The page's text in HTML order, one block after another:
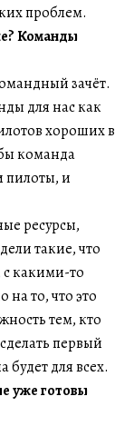
проблем.
Команды
зачёт.
для нас как
хороших в
команда
пилоты, и
ресурсы,
такие, что
с какими-то
то, что это
тем, кто
первый
будет для всех.
уже готовы